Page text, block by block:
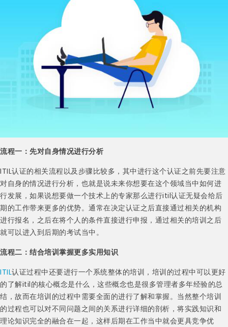
流程一：先对自身情况进行分析
ITIL认证的相关流程以及步骤比较多，其中进行这个认证之前先要注意
对自身的情况进行分析，也就是说未来你想要在这个领域当中如何进
行发展，如果说想要做一个技术上的专家那么进行itil认证无疑会给后
期的工作带来更多的优势。通常在决定认证之后直接通过相关的机构
进行报名，之后在将个人的条件直接进行申报，通过相关的培训之后
就可以进入到后期的考试当中。
流程二：结合培训掌握更多实用知识
ITIL认证过程中还要进行一个系统整体的培训，培训的过程中可以更好
的了解itil的核心概念是什么，这些概念也是很多管理者多年经验的总
结，故而在培训的过程中需要全面的进行了解和掌握。当然整个培训
的过程也可以对不同问题之间的关系进行详细的剖析，将实践知识和
理论知识完全的融合在一起，这样后期在工作当中就会更具竞争优